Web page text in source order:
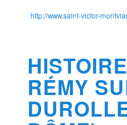
http://www.saint-victor-
RÉMY